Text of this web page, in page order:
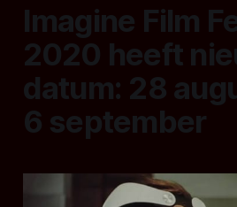
Imagine Film
2020 heeft
datum: 28
6 september